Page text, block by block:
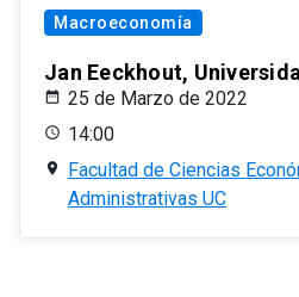
Macroeconomía
Jan Eeckhout,
25 de Marzo de 2022
14:00
Facultad de Ciencias
Administrativas UC